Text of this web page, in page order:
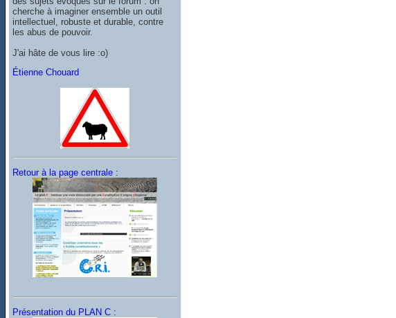
cherche à imaginer ensemble un outil
intellectuel, robuste et durable, contre
les abus de pouvoir.
J'ai hâte de vous lire :o)
Étienne Chouard
Retour à la page centrale :
Présentation du PLAN C :